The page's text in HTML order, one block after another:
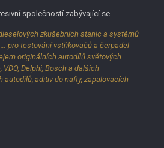
společností zabývající se
zkušebních stanic a systémů
pro testování vstřikovačů a čerpadel
originálních autodílů světových
Delphi, Bosch a dalších
autodílů, aditiv do nafty, zapalovacích